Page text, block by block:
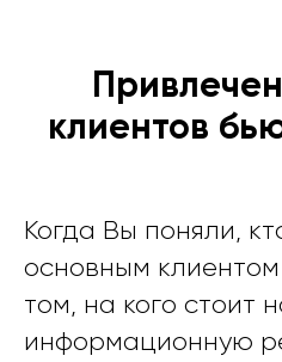
клиентов
Когда Вы поняли,
основным
том, на кого стоит
информационную